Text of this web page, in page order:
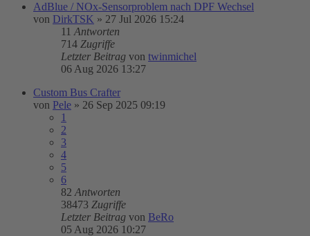
AdBlue / NOx-Sensorproblem nach DPF Wechsel
von DirkTSK » 27 Jul 2026 15:24
11 Antworten
714 Zugriffe
Letzter Beitrag von twinmichel
06 Aug 2026 13:27
Custom Bus Crafter
von Pele » 26 Sep 2025 09:19
1
2
3
4
5
6
82 Antworten
38473 Zugriffe
Letzter Beitrag von BeRo
05 Aug 2026 10:27